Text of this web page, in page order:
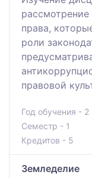
права,
роли
правовой
Год обучения - 2
Семестр - 1
Кредитов - 5
Земледелие